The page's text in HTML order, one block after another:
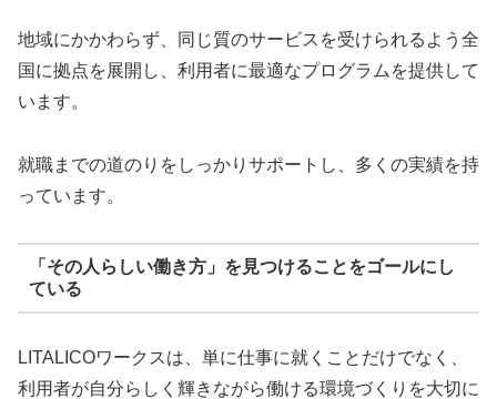
地域にかかわらず、同じ質のサービスを受けられるよう全
国に拠点を展開し、利用者に最適なプログラムを提供して
います。
就職までの道のりをしっかりサポートし、多くの実績を持
っています。
「その人らしい働き方」を見つけることをゴールにし
ている
LITALICOワークスは、単に仕事に就くことだけでなく、
利用者が自分らしく輝きながら働ける環境づくりを大切に